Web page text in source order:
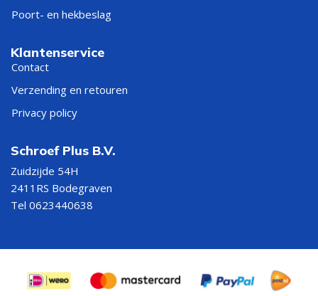
Poort- en hekbeslag
Klantenservice
Contact
Verzending en retouren
Privacy policy
Schroef Plus B.V.
Zuidzijde 54H
2411RS Bodegraven
Tel 0623440638